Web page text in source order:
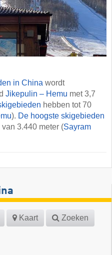
in China wordt
Jikepulin – Hemu met 3,7
hebben tot 70
). De hoogste skigebieden
3.440 meter (Sayram
Kaart Zoeken